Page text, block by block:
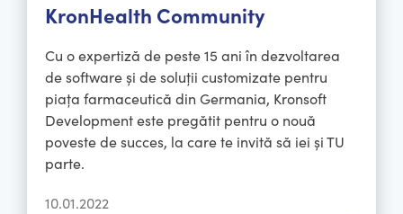
KronHealth Community
Cu o expertiză de peste 15 ani în dezvoltarea
de software și de soluții customizate pentru
piața farmaceutică din Germania, Kronsoft
Development este pregătit pentru o nouă
poveste de succes, la care te invită să iei și TU
parte.
10.01.2022